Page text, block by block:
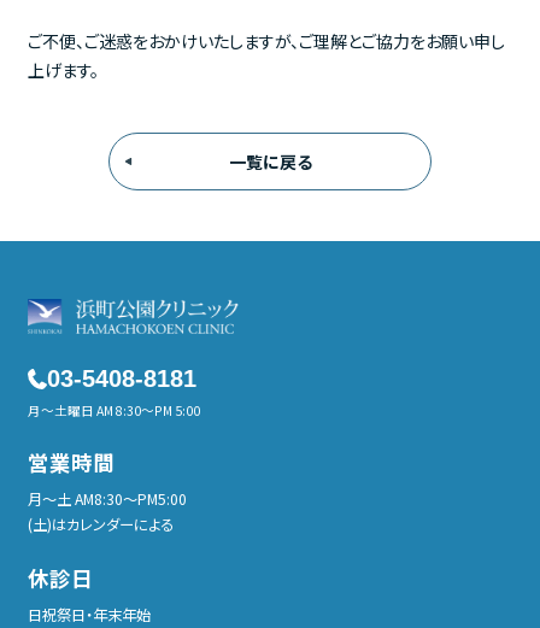
ご不便、ご迷惑をおかけいたしますが、ご理解とご協力をお願い申し
上げます。
一覧に戻る
03-5408-8181
月～土曜日 AM 8:30～PM 5:00
営業時間
月〜土 AM8:30〜PM5:00
(土)はカレンダーによる
休診日
日祝祭日・年末年始